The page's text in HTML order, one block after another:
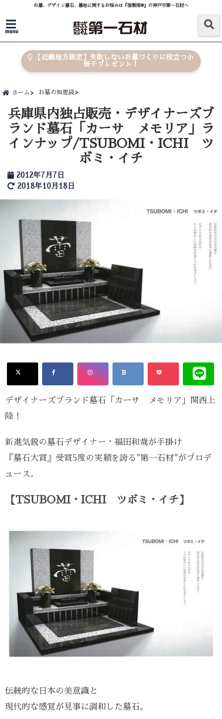
お墓、デザイン墓石、墓地に関するお悩みは『信頼棺®』の神戸市第一石材へ
menu
【近畿地方限定】失敗しないお墓づくりに役立つ小
冊子プレゼント！
ホーム お墓の知恵袋
兵庫県内独占販売・デザイナーズブ
ランド墓石「カーサ メモリア」ラ
インナップ/TSUBOMI・ICHI ツ
ボミ・イチ
2012年7月7日
2018年10月18日
デザイナーズブランド墓石「カーサ メモリア」関西上
陸！
新進気鋭の墓石デザイナー・福田和哉が手掛け
『墓石大賞』受賞5度の実績を誇る"第一石材"がプロデ
ュース。
【TSUBOMI・ICHI ツボミ・イチ】
伝統的な日本の美意識と
現代的な感覚が見事に調和した墓石。